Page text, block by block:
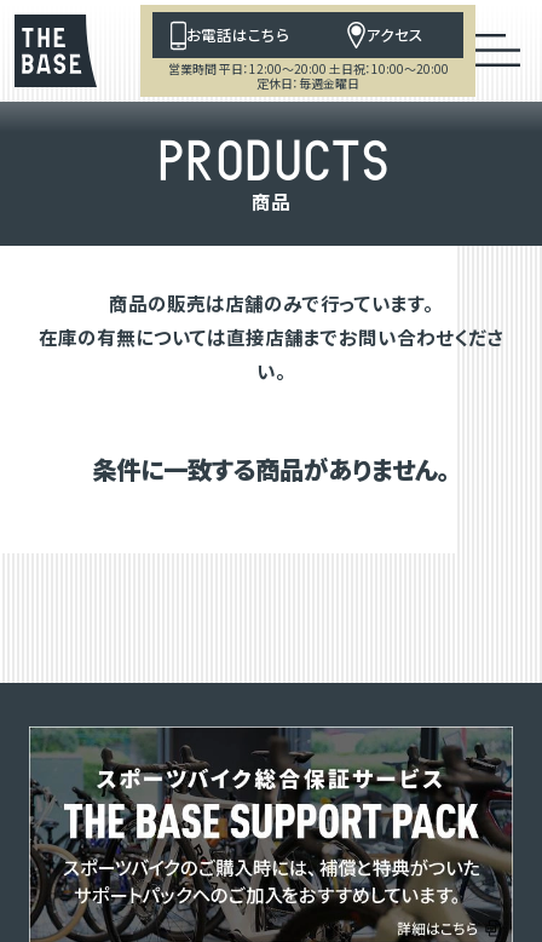
お電話はこちら アクセス
営業時間 平日：12:00～20:00 土日祝：10:00～20:00
定休日：毎週金曜日
PRODUCTS
商品
商品の販売は店舗のみで行っています。
在庫の有無については直接店舗までお問い合わせくださ
い。
条件に一致する商品がありません。